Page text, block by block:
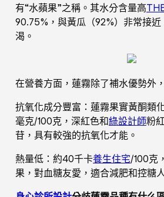
有“水蘋果”之稱。其水分含量高
90.75%，與黃瓜（92%）非常接
渴。
在營養方面，蓮霧除了補水優勢外
抗氧化成分豐富：蓮霧果實黃酮類
毫克/100克，深紅色和綠設計師粉
苷，具有較強的抗氧化才能。
熱量低：約40千卡養生住宅/100克
果，對血糖友愛，適合減肥和控糖